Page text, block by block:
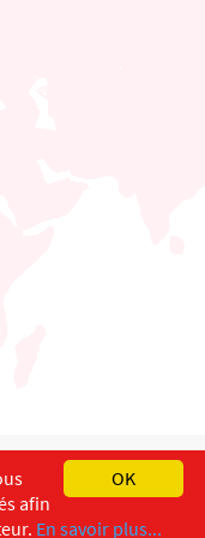
OK
afin
En savoir plus...